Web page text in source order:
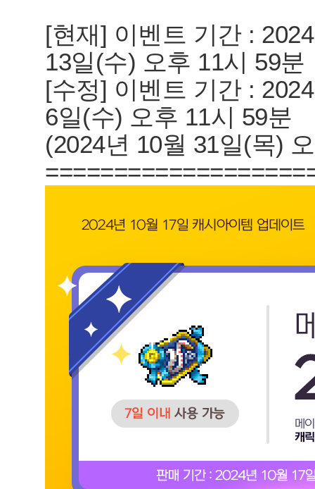
[현재] 이벤트 기간 :
13일(수) 오후 11시 59분
[수정] 이벤트 기간 :
6일(수) 오후 11시 59분
(2024년 10월 31일(목)